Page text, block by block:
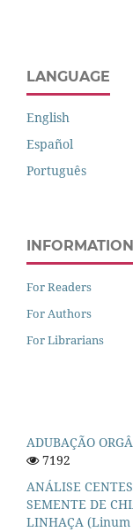
LANGUAGE
English
Español
Português
INFORMATION
For Readers
For Authors
For Librarians
ADUBAÇÃO
7192
ANÁLISE
SEMENTE DE
LINHAÇA